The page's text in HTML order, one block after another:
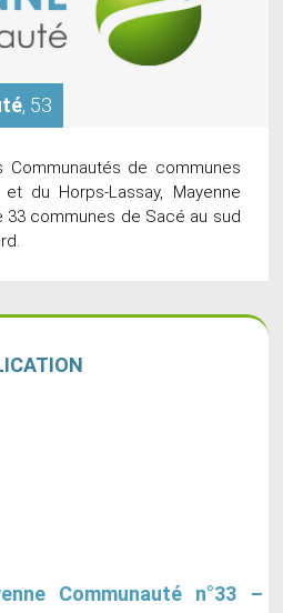
, 53
de communes
du Horps-Lassay, Mayenne
33 communes de Sacé au sud
Communauté n°33 –